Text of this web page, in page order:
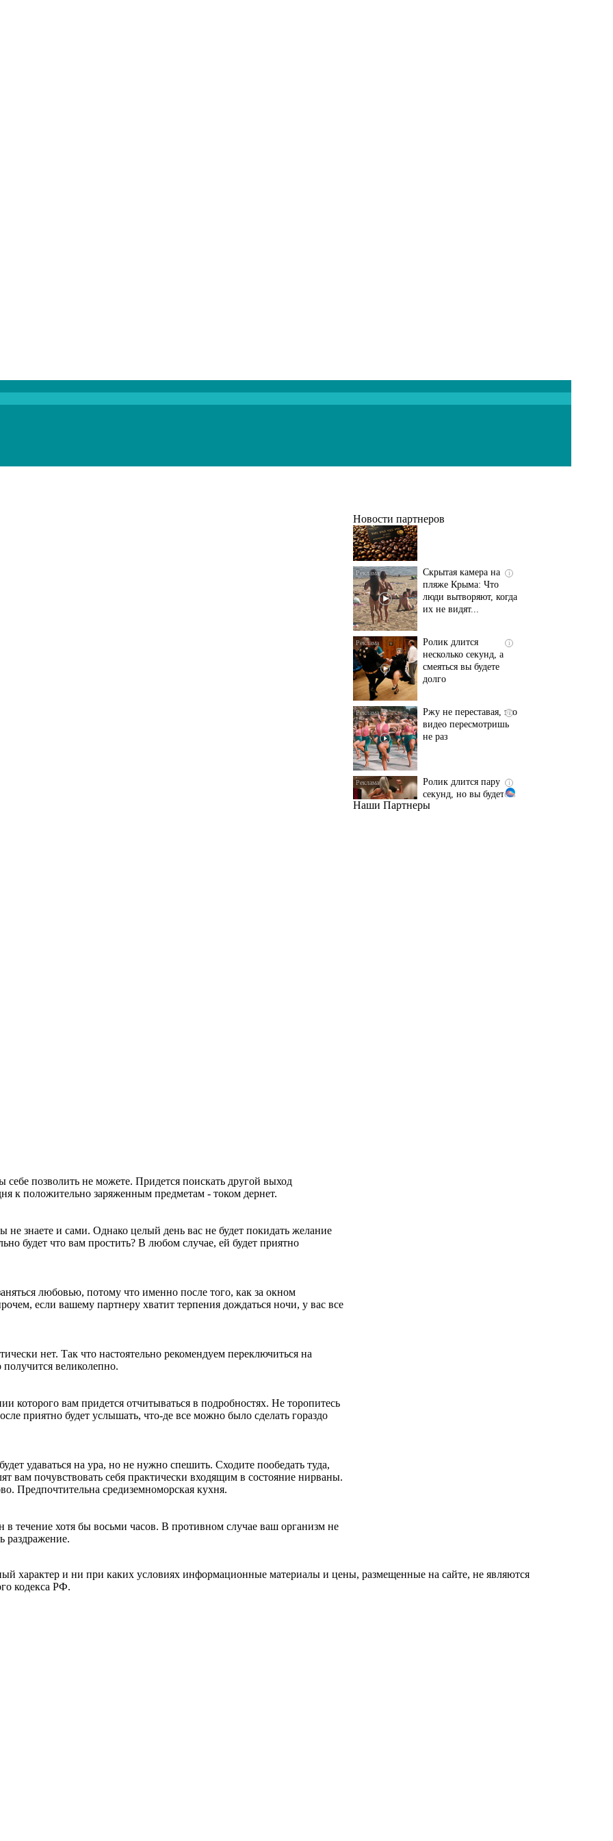
позволить не можете. Придется поискать другой выход
к положительно заряженным предметам - током дернет.
знаете и сами. Однако целый день вас не будет покидать желание
будет что вам простить? В любом случае, ей будет приятно
любовью, потому что именно после того, как за окном
если вашему партнеру хватит терпения дождаться ночи, у вас все
нет. Так что настоятельно рекомендуем переключиться на
получится великолепно.
которого вам придется отчитываться в подробностях. Не торопитесь
приятно будет услышать, что-де все можно было сделать гораздо
удаваться на ура, но не нужно спешить. Сходите пообедать туда,
вам почувствовать себя практически входящим в состояние нирваны.
Предпочтительна средиземноморская кухня.
в течение хотя бы восьми часов. В противном случае ваш организм не
раздражение.
Новости партнеров
их не видят...
i
Ролик длится
несколько секунд, а
долго
Ржу не переставая, это
видео пересмотришь
Ролик длится пару
Королева вагона
Наши Партнеры
характер и ни при каких условиях информационные материалы и цены, размещенные на сайте, не являются
кодекса РФ.